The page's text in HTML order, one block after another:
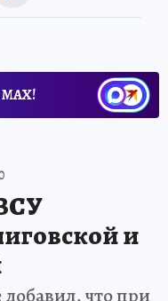
МАХ!
и
что при